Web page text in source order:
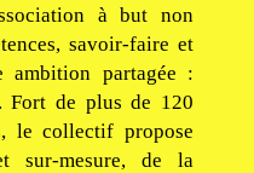
à but non
savoir-faire et
ambition partagée :
Fort de plus de 120
le collectif propose
sur-mesure, de la